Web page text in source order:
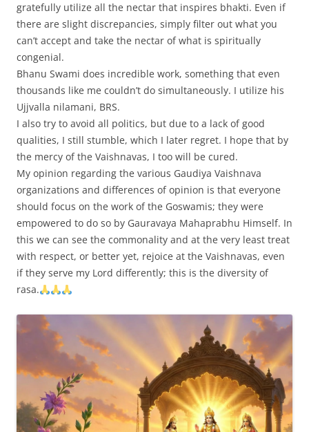
gratefully utilize all the nectar that inspires bhakti. Even if
there are slight discrepancies, simply filter out what you
can’t accept and take the nectar of what is spiritually
congenial.
Bhanu Swami does incredible work, something that even
thousands like me couldn’t do simultaneously. I utilize his
Ujjvalla nilamani, BRS.
I also try to avoid all politics, but due to a lack of good
qualities, I still stumble, which I later regret. I hope that by
the mercy of the Vaishnavas, I too will be cured.
My opinion regarding the various Gaudiya Vaishnava
organizations and differences of opinion is that everyone
should focus on the work of the Goswamis; they were
empowered to do so by Gauravaya Mahaprabhu Himself. In
this we can see the commonality and at the very least treat
with respect, or better yet, rejoice at the Vaishnavas, even
if they serve my Lord differently; this is the diversity of
rasa.